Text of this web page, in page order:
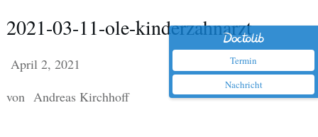
Termin
Nachricht
2021-03-11-ole-kinderzahnarzt
April 2, 2021
von Andreas Kirchhoff